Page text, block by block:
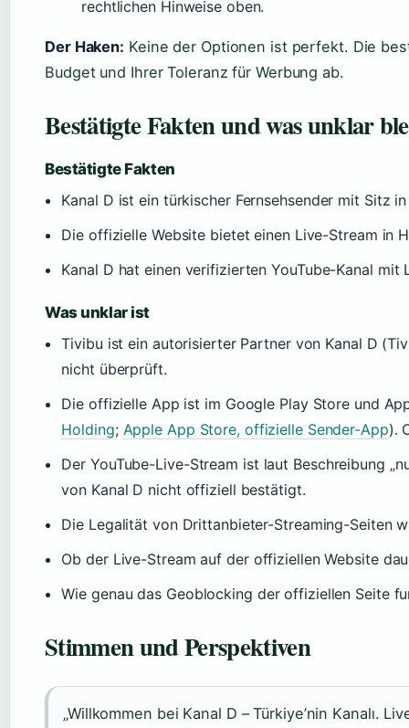
rechtlichen Hinweise oben.
Der Haken: Keine der Optionen ist perfekt. Die
Budget und Ihrer Toleranz für Werbung ab.
Bestätigte Fakten und was unklar
Bestätigte Fakten
Kanal D ist ein türkischer Fernsehsender mit Sitz
Die offizielle Website bietet einen Live-Stream in
Kanal D hat einen verifizierten YouTube-Kanal
Was unklar ist
Tivibu ist ein autorisierter Partner von Kanal D
nicht überprüft.
Die offizielle App ist im Google Play Store und
Holding; Apple App Store, offizielle Sender-App).
Der YouTube-Live-Stream ist laut Beschreibung
von Kanal D nicht offiziell bestätigt.
Die Legalität von Drittanbieter-Streaming-Seiten
Ob der Live-Stream auf der offiziellen Website
Wie genau das Geoblocking der offiziellen Seite
Stimmen und Perspektiven
„Willkommen bei Kanal D – Türkiye’nin Kanalı.